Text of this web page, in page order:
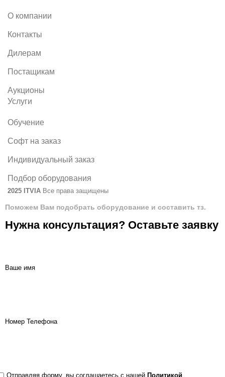
О компании
Контакты
Дилерам
Постащикам
Аукционы
Услуги
Обучение
Софт на заказ
Индивидуальный заказ
Подбор оборудования
2025 ITVIA Все права защищены
Поможем Вам подобрать оборудование и составить тз.
Нужна консультация? Оставьте заявку
Ваше имя
Номер Телефона
Отправляя форму, вы соглашаетесь с нашей Политикой